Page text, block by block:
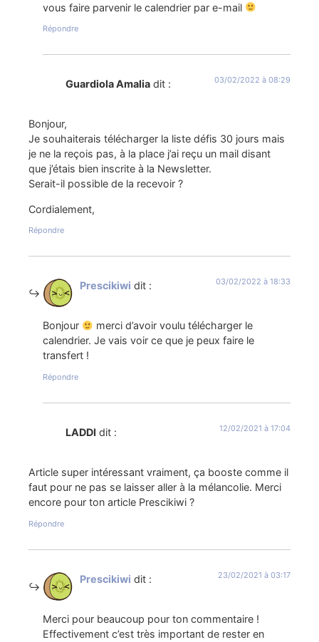
vous faire parvenir le calendrier par e-mail
Répondre
Guardiola Amalia dit : 03/02/2022 à 08:29
Bonjour,
Je souhaiterais télécharger la liste défis 30 jours mais
je ne la reçois pas, à la place j’ai reçu un mail disant
que j’étais bien inscrite à la Newsletter.
Serait-il possible de la recevoir ?
Cordialement,
Répondre
Prescikiwi dit : 03/02/2022 à 18:33
Bonjour
merci d’avoir voulu télécharger le
calendrier. Je vais voir ce que je peux faire le
transfert !
Répondre
LADDI dit : 12/02/2021 à 17:04
Article super intéressant vraiment, ça booste comme il
faut pour ne pas se laisser aller à la mélancolie. Merci
encore pour ton article Prescikiwi ?
Répondre
Prescikiwi dit : 23/02/2021 à 03:17
Merci pour beaucoup pour ton commentaire !
Effectivement c’est très important de rester en